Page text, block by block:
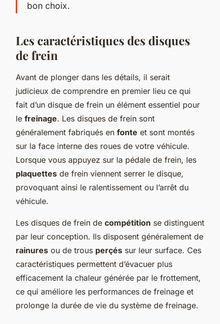
bon choix.
Les caractéristiques des disques
de frein
Avant de plonger dans les détails, il serait
judicieux de comprendre en premier lieu ce qui
fait d’un disque de frein un élément essentiel pour
le freinage. Les disques de frein sont
généralement fabriqués en fonte et sont montés
sur la face interne des roues de votre véhicule.
Lorsque vous appuyez sur la pédale de frein, les
plaquettes de frein viennent serrer le disque,
provoquant ainsi le ralentissement ou l’arrêt du
véhicule.
Les disques de frein de compétition se distinguent
par leur conception. Ils disposent généralement de
rainures ou de trous perçés sur leur surface. Ces
caractéristiques permettent d’évacuer plus
efficacement la chaleur générée par le frottement,
ce qui améliore les performances de freinage et
prolonge la durée de vie du système de freinage.